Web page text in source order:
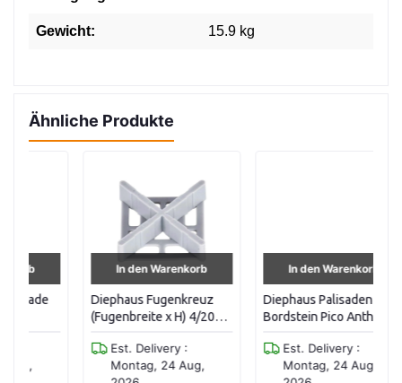
Gewicht: 15.9 kg
Ähnliche Produkte
In den Warenkorb
Diephaus Fugenkreuz
(Fugenbreite x H) 4/20
Est. Delivery :
Montag, 24 Aug,
In den Warenkorb
Diephaus Palisaden
Bordstein Pico Anthr
Est. Delivery :
Montag, 24 Aug,